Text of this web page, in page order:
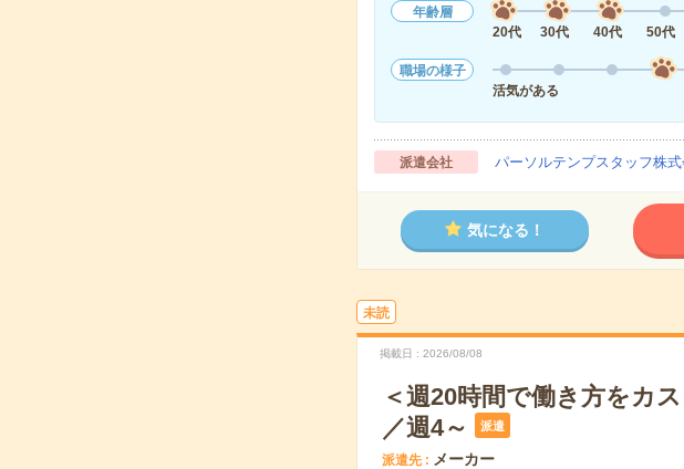
年齢層
20代
30代 40代 50代
職場の様子
活気がある
派遣会社 パーソルテンプスタッフ株式
気になる！
未読
掲載日 2026/08/08
＜週20時間で働き方をカ
／週4～
派遣
派遣先 メーカー